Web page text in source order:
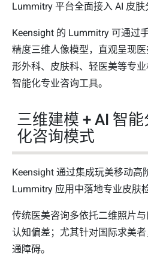
Lummitry 平台全面接入 AI 皮肤
Keensight 的 Lummitry 可通过
精度三维人像模型，直观呈现
形外科、皮肤科、轻医美等专
智能化专业咨询工具。
三维建模 + AI 智
化咨询模式
Keensight 通过集成玩美移动高
Lummitry 应用中落地专业皮肤
传统医美咨询多依托二维照片
认知偏差；尤其针对国际求美
通障碍。